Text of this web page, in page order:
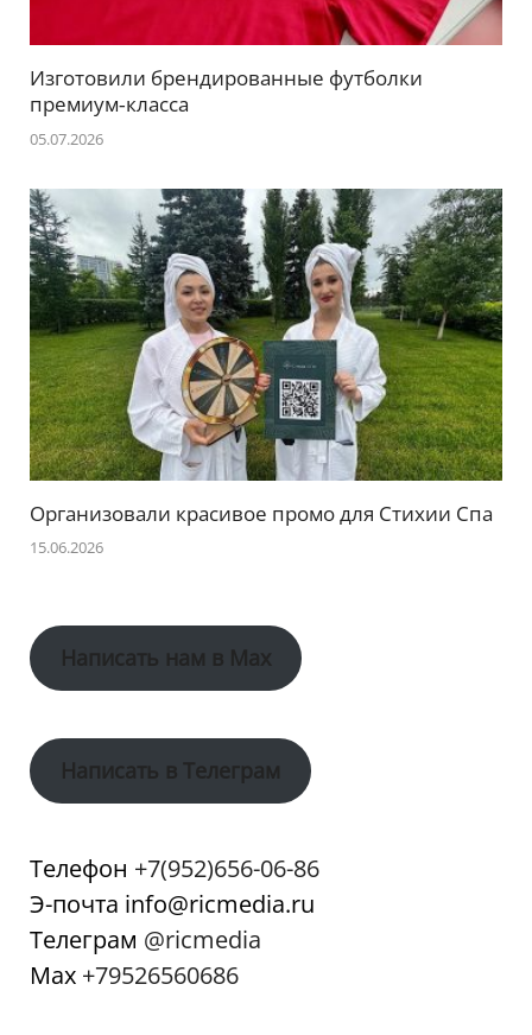
Изготовили брендированные футболки
премиум‑класса
05.07.2026
Организовали красивое промо для Стихии Спа
15.06.2026
Написать нам в Max
Написать в Телеграм
Телефон +7(952)656-06-86
Э-почта info@ricmedia.ru
Телеграм @ricmedia
Мах +79526560686